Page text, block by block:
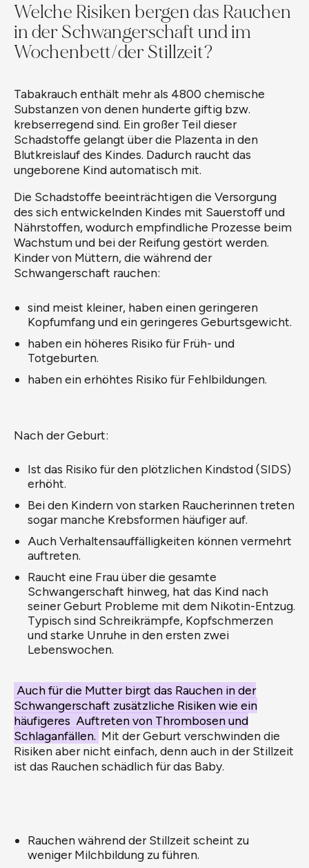
Welche Risiken bergen das Rauchen
in der Schwangerschaft und im
Wochenbett/der Stillzeit?
Tabakrauch enthält mehr als 4800 chemische
Substanzen von denen hunderte giftig bzw.
krebserregend sind. Ein großer Teil dieser
Schadstoffe gelangt über die Plazenta in den
Blutkreislauf des Kindes. Dadurch raucht das
ungeborene Kind automatisch mit.
Die Schadstoffe beeinträchtigen die Versorgung
des sich entwickelnden Kindes mit Sauerstoff und
Nährstoffen, wodurch empfindliche Prozesse beim
Wachstum und bei der Reifung gestört werden.
Kinder von Müttern, die während der
Schwangerschaft rauchen:
sind meist kleiner, haben einen geringeren
Kopfumfang und ein geringeres Geburtsgewicht.
haben ein höheres Risiko für Früh- und
Totgeburten.
haben ein erhöhtes Risiko für Fehlbildungen.
Nach der Geburt:
Ist das Risiko für den plötzlichen Kindstod (SIDS)
erhöht.
Bei den Kindern von starken Raucherinnen treten
sogar manche Krebsformen häufiger auf.
Auch Verhaltensauffälligkeiten können vermehrt
auftreten.
Raucht eine Frau über die gesamte
Schwangerschaft hinweg, hat das Kind nach
seiner Geburt Probleme mit dem Nikotin-Entzug.
Typisch sind Schreikrämpfe, Kopfschmerzen
und starke Unruhe in den ersten zwei
Lebenswochen.
Auch für die Mutter birgt das Rauchen in der
Schwangerschaft zusätzliche Risiken wie ein
häufigeres Auftreten von Thrombosen und
Schlaganfällen. Mit der Geburt verschwinden die
Risiken aber nicht einfach, denn auch in der Stillzeit
ist das Rauchen schädlich für das Baby.
Rauchen während der Stillzeit scheint zu
weniger Milchbildung zu führen.